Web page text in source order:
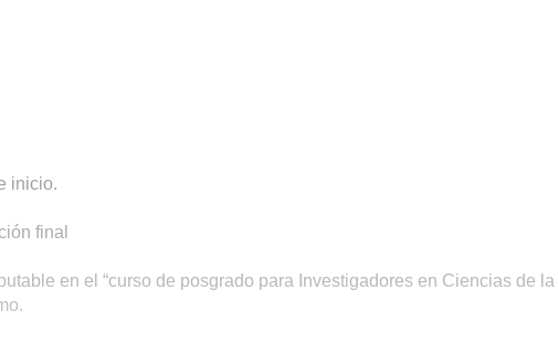
inicio.
final
en el “curso de posgrado para Investigadores en Ciencias de la